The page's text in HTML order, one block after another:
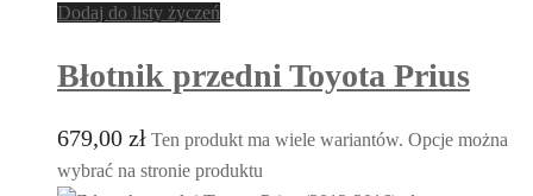
Dodaj do listy życzeń
Błotnik przedni Toyota Prius
679,00 zł Ten produkt ma wiele wariantów. Opcje można
wybrać na stronie produktu